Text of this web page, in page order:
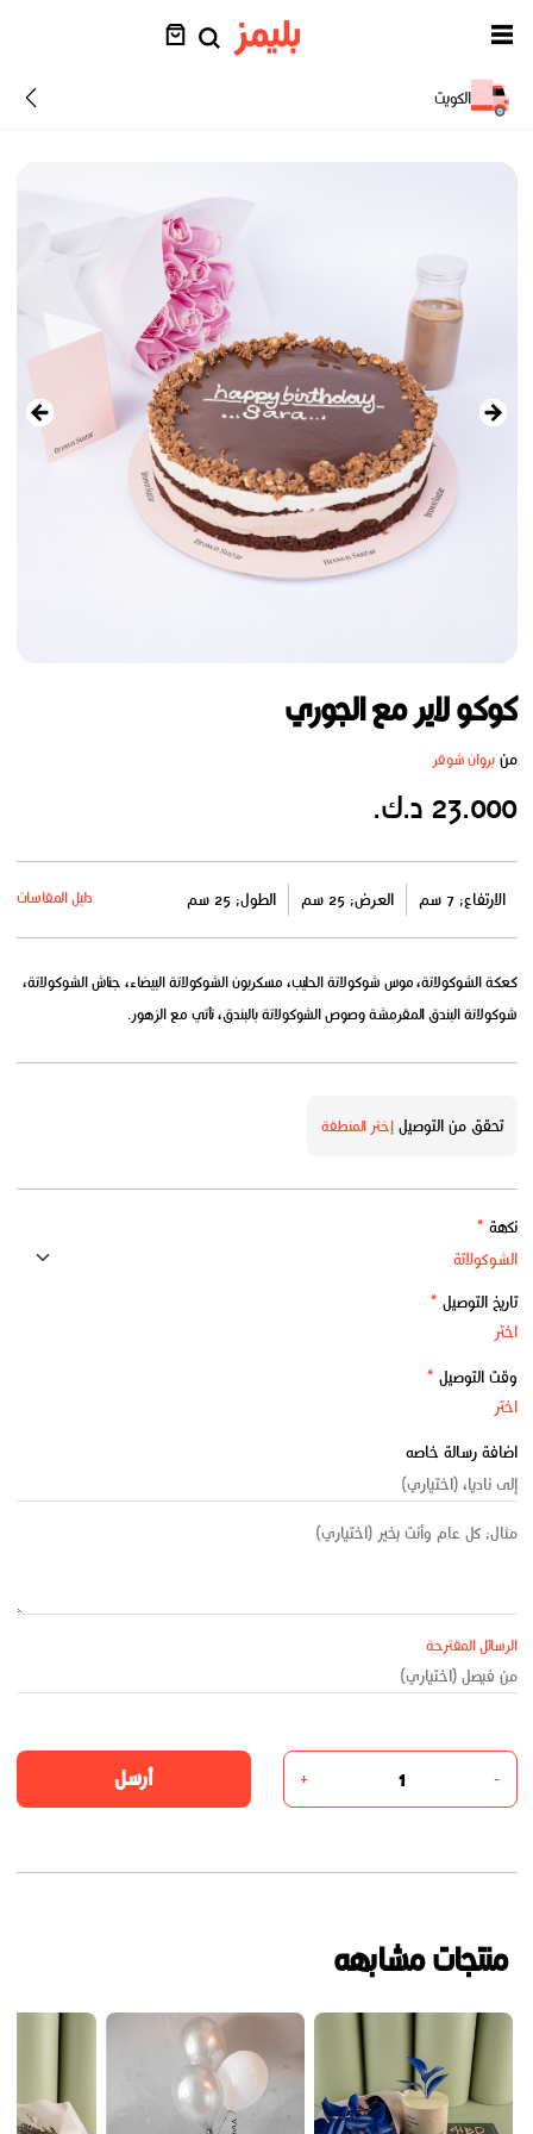
الكويت
كوكو لاير مع الجوري
منبروان شوقر
23.000 د.ك.
الارتفاع: 7 سم العرض: 25 سم الطول: 25 سم دليل المقاسات
كعكة الشوكولاتة، موس شوكولاتة الحليب، مسكربون الشوكولاتة البيضاء، جناش الشوكولاتة،
شوكولاتة البندق المقرمشة وصوص الشوكولاتة بالبندق، تأتي مع الزهور.
تحقق من التوصيلإختر المنطقة
نكهة *
تاريخ التوصيل *
وقت التوصيل *
اضافة رسالة خاصه
الرسائل المقترحة
-
+ أرسل
منتجات مشابهه